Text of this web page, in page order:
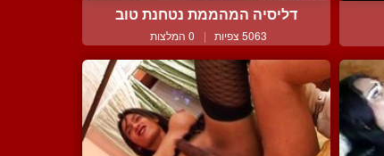
דליסיה המהממת נטחנת טוב
5063 צפיות | 0 המלצות